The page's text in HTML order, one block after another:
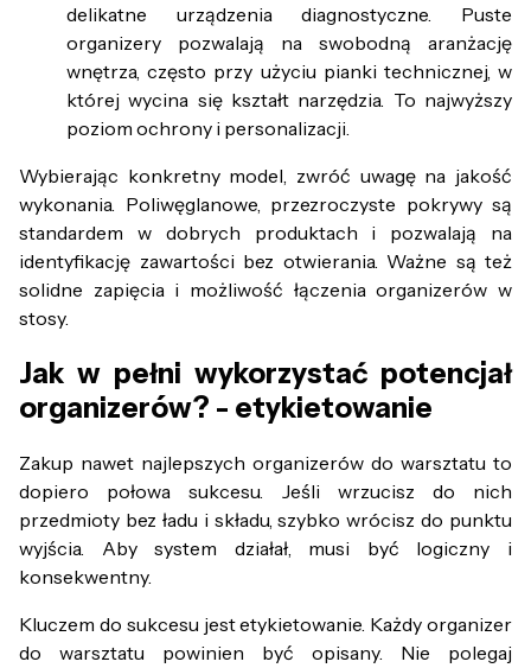
delikatne urządzenia diagnostyczne. Puste
organizery pozwalają na swobodną aranżację
wnętrza, często przy użyciu pianki technicznej, w
której wycina się kształt narzędzia. To najwyższy
poziom ochrony i personalizacji.
Wybierając konkretny model, zwróć uwagę na jakość
wykonania. Poliwęglanowe, przezroczyste pokrywy są
standardem w dobrych produktach i pozwalają na
identyfikację zawartości bez otwierania. Ważne są też
solidne zapięcia i możliwość łączenia organizerów w
stosy.
Jak w pełni wykorzystać potencjał
organizerów? - etykietowanie
Zakup nawet najlepszych organizerów do warsztatu to
dopiero połowa sukcesu. Jeśli wrzucisz do nich
przedmioty bez ładu i składu, szybko wrócisz do punktu
wyjścia. Aby system działał, musi być logiczny i
konsekwentny.
Kluczem do sukcesu jest etykietowanie. Każdy organizer
do warsztatu powinien być opisany. Nie polegaj